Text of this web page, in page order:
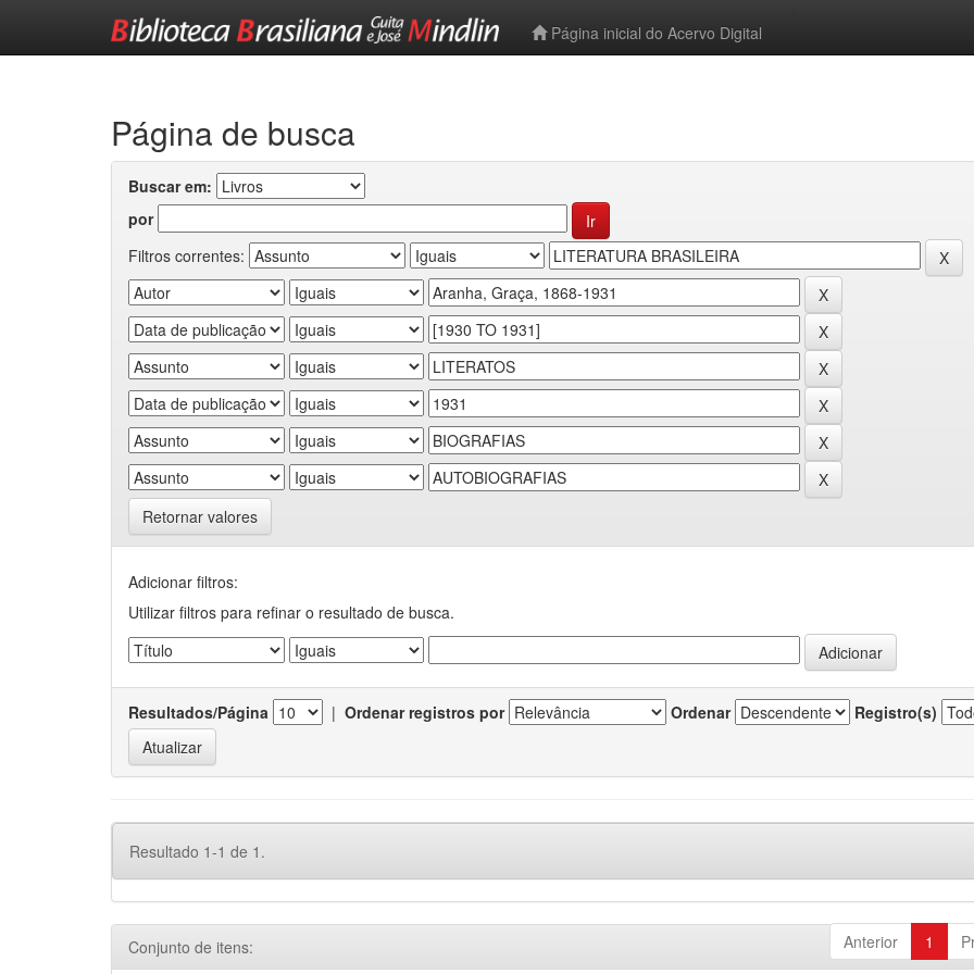
Página inicial do Acervo Digital
Página de busca
Buscar em:
por
Filtros correntes:
Retornar valores
Adicionar filtros:
Utilizar filtros para refinar o resultado de busca.
Resultados/Página | Ordenar registros por Ordenar Registro(s)
Resultado 1-1 de 1.
Anterior 1
Conjunto de itens: